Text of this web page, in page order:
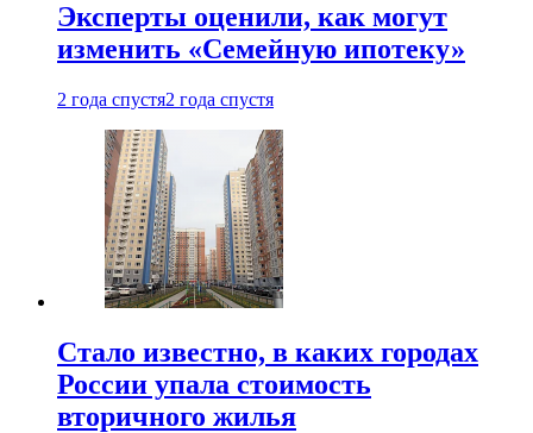
Эксперты оценили, как могут
изменить «Семейную ипотеку»
2 года спустя2 года спустя
Стало известно, в каких городах
России упала стоимость
вторичного жилья